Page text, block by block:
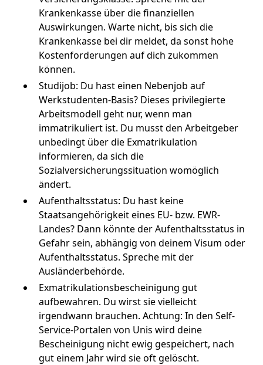
Krankenkasse über die finanziellen
Auswirkungen. Warte nicht, bis sich die
Krankenkasse bei dir meldet, da sonst hohe
Kostenforderungen auf dich zukommen
können.
Studijob: Du hast einen Nebenjob auf
Werkstudenten-Basis? Dieses privilegierte
Arbeitsmodell geht nur, wenn man
immatrikuliert ist. Du musst den Arbeitgeber
unbedingt über die Exmatrikulation
informieren, da sich die
Sozialversicherungssituation womöglich
ändert.
Aufenthaltsstatus: Du hast keine
Staatsangehörigkeit eines EU- bzw. EWR-
Landes? Dann könnte der Aufenthaltsstatus in
Gefahr sein, abhängig von deinem Visum oder
Aufenthaltsstatus. Spreche mit der
Ausländerbehörde.
Exmatrikulationsbescheinigung gut
aufbewahren. Du wirst sie vielleicht
irgendwann brauchen. Achtung: In den Self-
Service-Portalen von Unis wird deine
Bescheinigung nicht ewig gespeichert, nach
gut einem Jahr wird sie oft gelöscht.